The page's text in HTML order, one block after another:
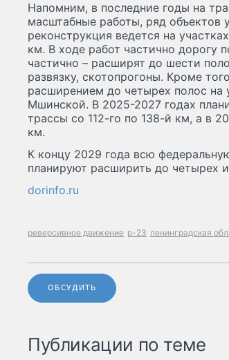
Напомним, в последние годы на
масштабные работы, ряд объектов
реконструкция ведется на
км. В ходе работ частично дорогу
частично – расширят до шести
развязку, скотопрогоны. Кроме
расширением до четырех полос на
Мшинской. В 2025-2027 годах
трассы со 112-го по 138-й км, а в
км.
К концу 2029 года всю
планируют расширить до четырех
dorinfo.ru
реверсивное движение р-23 ленинградская
ОБСУДИТЬ
Публикации по теме